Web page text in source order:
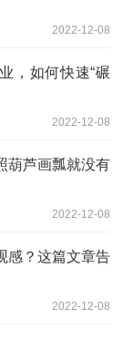
2022-12-08
，如何快速“碾
2022-12-08
葫芦画瓢就没有
2022-12-08
感？这篇文章告
2022-12-08